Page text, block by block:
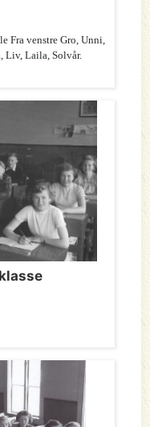
Fra venstre Gro, Unni,
Liv, Laila, Solvår.